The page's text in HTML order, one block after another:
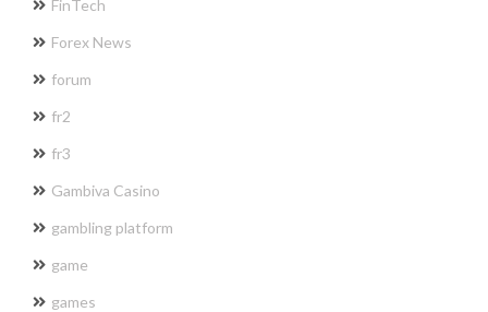
FinTech
Forex News
forum
fr2
fr3
Gambiva Casino
gambling platform
game
games